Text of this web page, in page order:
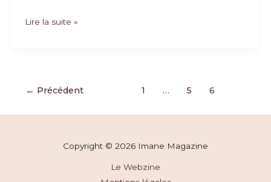
Activités
de
Lire la suite »
Pagination
← Précédent 1 … 5 6
Copyright © 2026 Imane Magazine
Le Webzine